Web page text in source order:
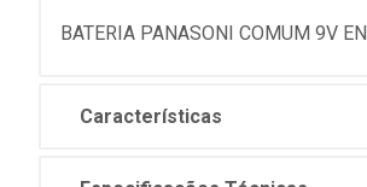
BATERIA PANASONI COMUM 9V EN
Características